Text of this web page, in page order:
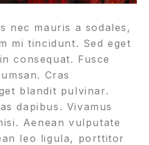
nec mauris a sodales,
mi tincidunt. Sed eget
consequat. Fusce
Cras
blandit pulvinar.
dapibus. Vivamus
Aenean vulputate
leo ligula, porttitor